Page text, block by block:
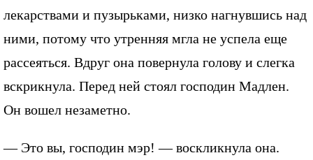
лекарствами и пузырьками, низко нагнувшись над
ними, потому что утренняя мгла не успела еще
рассеяться. Вдруг она повернула голову и слегка
вскрикнула. Перед ней стоял господин Мадлен.
Он вошел незаметно.
— Это вы, господин мэр! — воскликнула она.